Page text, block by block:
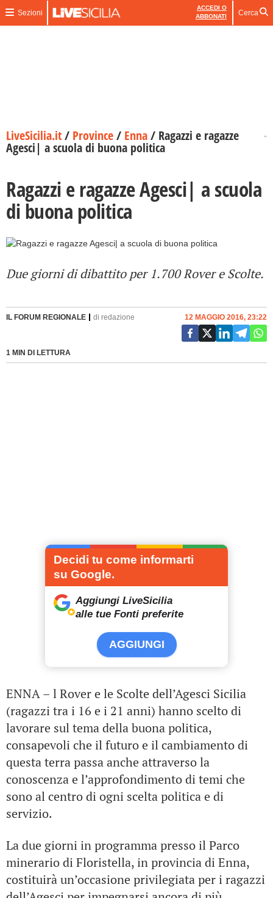
Sezioni
ACCEDI O
ABBONATI
Cerca
LiveSicilia.it/ Province/ Enna/ Ragazzi e ragazze
Agesci| a scuola di buona politica
Ragazzi e ragazze Agesci| a scuola
di buona politica
Due giorni di dibattito per 1.700 Rover e Scolte.
IL FORUM REGIONALE di redazione
1 MIN DI LETTURA
12 MAGGIO 2016, 23:22
Decidi tu come informarti
su Google.
Aggiungi LiveSicilia
alle tue Fonti preferite
AGGIUNGI
ENNA – l Rover e le Scolte dell’Agesci Sicilia
(ragazzi tra i 16 e i 21 anni) hanno scelto di
lavorare sul tema della buona politica,
consapevoli che il futuro e il cambiamento di
questa terra passa anche attraverso la
conoscenza e l’approfondimento di temi che
sono al centro di ogni scelta politica e di
servizio.
La due giorni in programma presso il Parco
minerario di Floristella, in provincia di Enna,
costituirà un’occasione privilegiata per i ragazzi